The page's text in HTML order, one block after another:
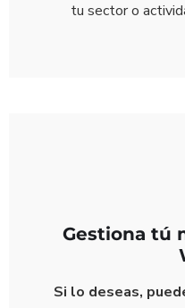
tu sector o
Gestiona tú
Si lo deseas,